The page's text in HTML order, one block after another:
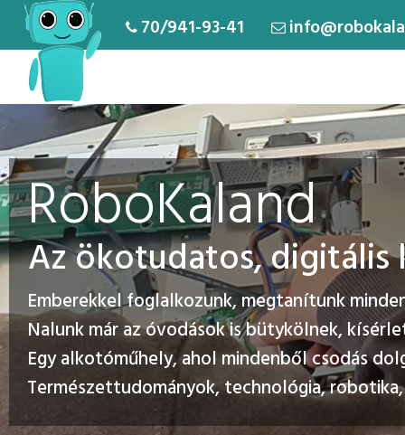
70/941-93-41
RoboKaland
Az ökotudatos,
Emberekkel foglalkozunk, megtanítunk
Nalunk már az óvodások is bütykölnek,
Egy alkotóműhely, ahol mindenből csodás
Természettudományok, technológia,